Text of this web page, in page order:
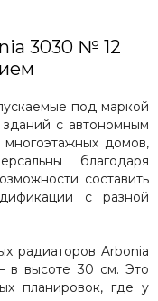
3030 № 12
под маркой
с автономным
домов,
благодаря
составить
с разной
радиаторов Arbonia
в высоте 30 см. Это
планировок, где у